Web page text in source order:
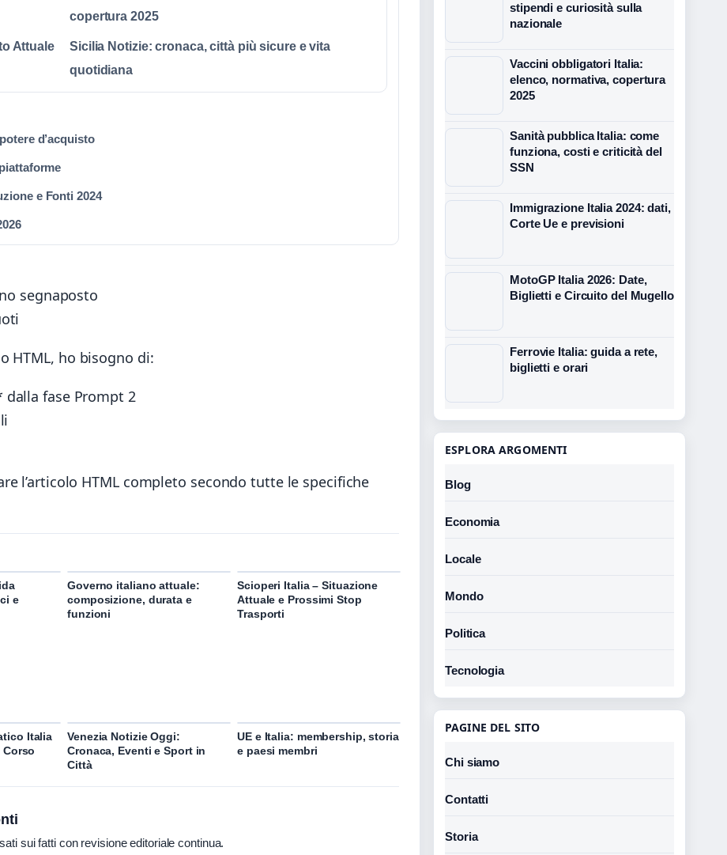
copertura 2025
Attuale
Sicilia Notizie: cronaca, città più sicure e vita
quotidiana
d’acquisto
e Fonti 2024
segnaposto
HTML, ho bisogno di:
fase Prompt 2
l’articolo HTML completo secondo tutte le specifiche
e
Governo italiano attuale:
composizione, durata e
funzioni
Scioperi Italia – Situazione
Attuale e Prossimi Stop
Trasporti
Italia
Venezia Notizie Oggi:
Cronaca, Eventi e Sport in
Città
UE e Italia: membership, storia
e paesi membri
sui fatti con revisione editoriale continua.
stipendi e curiosità sulla
nazionale
Vaccini obbligatori Italia:
elenco, normativa, copertura
2025
Sanità pubblica Italia: come
funziona, costi e criticità del
SSN
Immigrazione Italia 2024: dati,
Corte Ue e previsioni
MotoGP Italia 2026: Date,
Biglietti e Circuito del Mugello
Ferrovie Italia: guida a rete,
biglietti e orari
ESPLORA ARGOMENTI
Blog
Economia
Locale
Mondo
Politica
Tecnologia
PAGINE DEL SITO
Chi siamo
Contatti
Storia